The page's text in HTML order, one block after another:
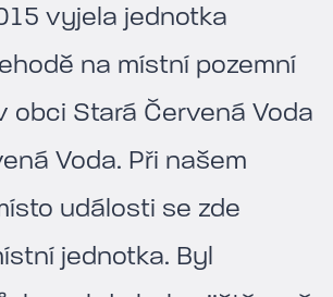
vyjela jednotka
na místní pozemní
obci Stará Červená Voda
Voda. Při našem
události se zde
jednotka. Byl